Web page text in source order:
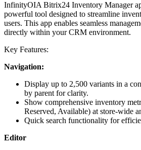
InfinityOIA Bitrix24 Inventory Manager
powerful tool designed to streamline
users. This app enables seamless
directly within your CRM environment.
Key Features:
Navigation:
Display up to 2,500 variants in a
by parent for clarity.
Show comprehensive inventory
Reserved, Available) at store-wide
Quick search functionality for
Editor